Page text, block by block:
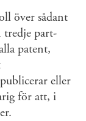
över sådant
tredje part-
patent,
eller
för att, i